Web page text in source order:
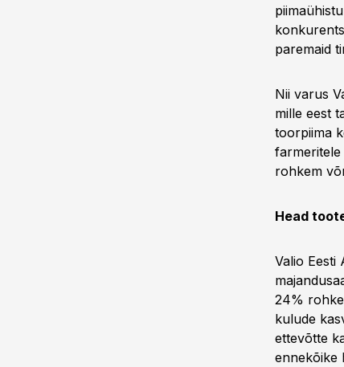
paremaid
Nii varus
mille eest
toorpiima
rohkem
Head
Valio Eesti
24%
kulude
ettevõtte
ennekõike